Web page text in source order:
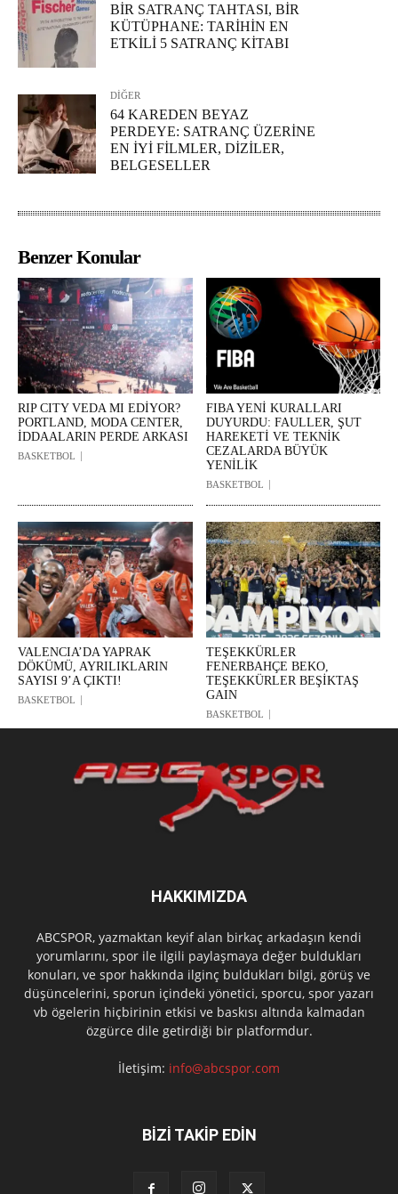
BİR SATRANÇ TAHTASI, BİR
KÜTÜPHANE: TARİHİN EN
ETKİLİ 5 SATRANÇ KİTABI
DİĞER
64 KAREDEN BEYAZ
PERDEYE: SATRANÇ ÜZERİNE
EN İYİ FİLMLER, DİZİLER,
BELGESELLER
Benzer Konular
RIP CITY VEDA MI EDİYOR?
PORTLAND, MODA CENTER,
İDDAALARIN PERDE ARKASI
BASKETBOL
FIBA YENİ KURALLARI
DUYURDU: FAULLER, ŞUT
HAREKETİ VE TEKNİK
CEZALARDA BÜYÜK
YENİLİK
BASKETBOL
VALENCIA’DA YAPRAK
DÖKÜMÜ, AYRILIKLARIN
SAYISI 9’A ÇIKTI!
BASKETBOL
TEŞEKKÜRLER
FENERBAHÇE BEKO,
TEŞEKKÜRLER BEŞİKTAŞ
GAIN
BASKETBOL
HAKKIMIZDA
ABCSPOR, yazmaktan keyif alan birkaç arkadaşın kendi
yorumlarını, spor ile ilgili paylaşmaya değer buldukları
konuları, ve spor hakkında ilginç buldukları bilgi, görüş ve
düşüncelerini, sporun içindeki yönetici, sporcu, spor yazarı
vb ögelerin hiçbirinin etkisi ve baskısı altında kalmadan
özgürce dile getirdiği bir platformdur.
İletişim: info@abcspor.com
BİZİ TAKİP EDİN